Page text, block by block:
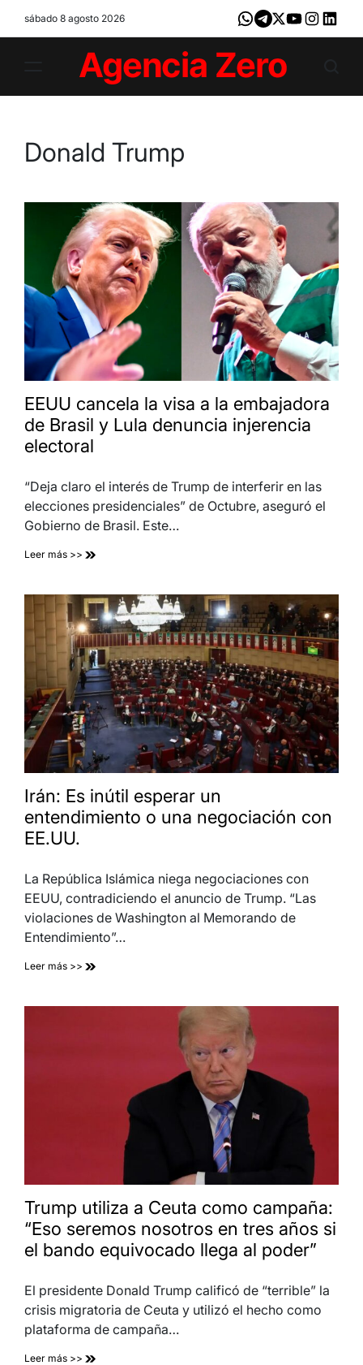
sábado 8 agosto 2026 Whatsapp
Telegram
X YoutubeInstagram
Donald Trump
EEUU cancela la visa a la embajadora
de Brasil y Lula denuncia injerencia
electoral
“Deja claro el interés de Trump de interferir en las
elecciones presidenciales” de Octubre, aseguró el
Gobierno de Brasil. Este…
Leer más >>
Irán: Es inútil esperar un
entendimiento o una negociación con
EE.UU.
La República Islámica niega negociaciones con
EEUU, contradiciendo el anuncio de Trump. “Las
violaciones de Washington al Memorando de
Entendimiento”…
Leer más >>
Trump utiliza a Ceuta como campaña:
“Eso seremos nosotros en tres años si
el bando equivocado llega al poder”
El presidente Donald Trump calificó de “terrible” la
crisis migratoria de Ceuta y utilizó el hecho como
plataforma de campaña…
Leer más >>